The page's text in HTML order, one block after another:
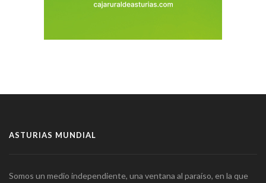
ASTURIAS MUNDIAL
Somos un medio independiente, una ventana al paraíso, en la que